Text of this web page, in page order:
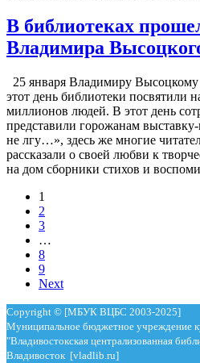
В библиотеках
Владимира
25 января Владимиру
этот день библиотеки посвятили
миллионов людей. В этот день
представили горожанам
не лгу…», здесь же многие
рассказали о своей любви к
на дом сборники стихов и
1
2
3
…
8
9
Next
Copyright © [МБУК ВЦБС 2003-2025]
Муниципальное бюджетное учреждение
"Владивостокская централизованная
Владивосток [vladlib.ru]